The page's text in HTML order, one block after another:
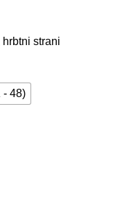
strani
- 48)